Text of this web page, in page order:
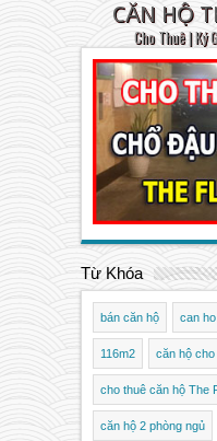
CĂN HỘ
Cho Thuê | Ký
Từ Khóa
bán căn hộ can
116m2 căn hộ cho
cho thuê căn hộ The
căn hộ 2 phòng ngủ